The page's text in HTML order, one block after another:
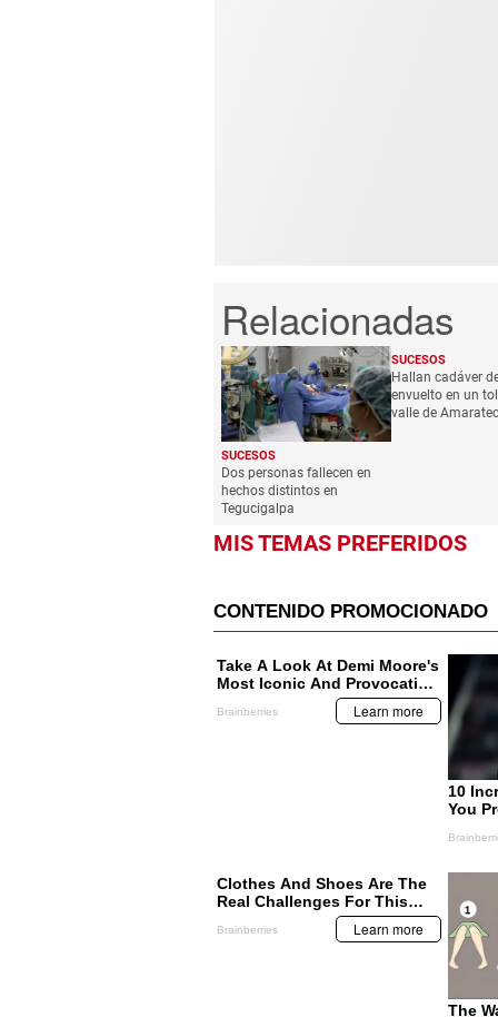
SUCESOS
Dos personas fallecen en
hechos distintos en
Tegucigalpa
SUCESOS
Hallan cadáver
envuelto en un
valle de
MIS TEMAS PREFERIDOS